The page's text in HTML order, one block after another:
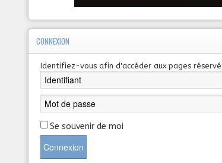
CONNEXION
Identifiez-vous afin d'accéder aux pages
Se souvenir de moi
Connexion